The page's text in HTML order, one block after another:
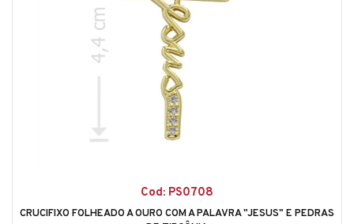
Cod: PS0708
CRUCIFIXO FOLHEADO A OURO COM A PALAVRA "JESUS" E PEDRAS